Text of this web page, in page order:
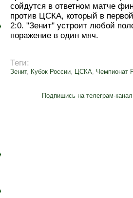
сойдутся в ответном матче
против ЦСКА, который в
2:0. "Зенит" устроит любой
поражение в один мяч.
Теги:
Зенит, Кубок России, ЦСКА, Чемпионат
Подпишись на телеграм-